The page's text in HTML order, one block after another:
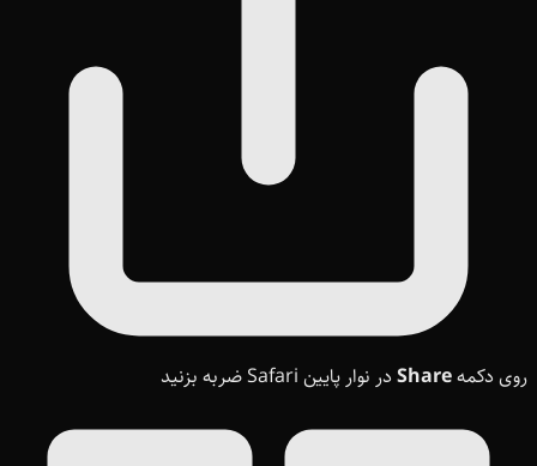
روی دکمهShare در نوار پایین Safari ضربه بزنید